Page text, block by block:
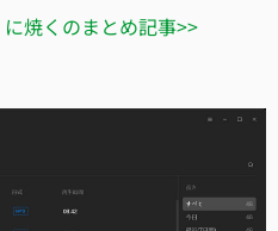
焼くのまとめ記事>>